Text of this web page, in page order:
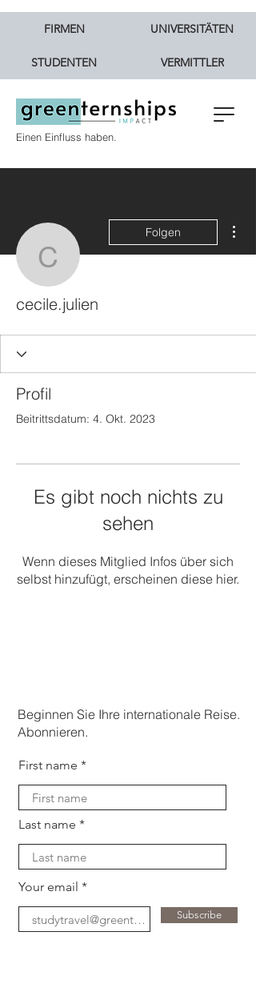
Einen Einfluss haben.
FIRMEN UNIVERSITÄTEN
STUDENTEN VERMITTLER
cecile.julien
Folgen
cecile.julien
Profil
Beitrittsdatum: 4. Okt. 2023
Es gibt noch nichts zu
sehen
Wenn dieses Mitglied Infos über sich
selbst hinzufügt, erscheinen diese hier.
Beginnen Sie Ihre internationale Reise.
Abonnieren.
First name
Last name
Your email
Subscribe